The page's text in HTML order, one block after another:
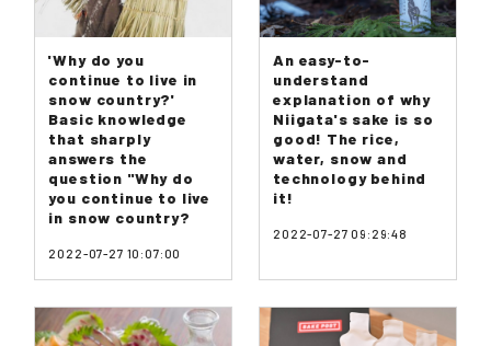
'Why do you
continue to live in
snow country?'
Basic knowledge
that sharply
answers the
question "Why do
you continue to live
in snow country?
2022-07-27 10:07:00
An easy-to-
understand
explanation of why
Niigata's sake is so
good! The rice,
water, snow and
technology behind
it!
2022-07-27 09:29:48